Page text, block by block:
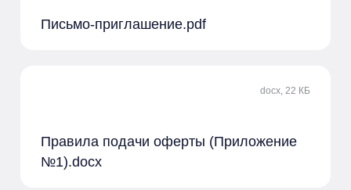
Письмо-приглашение.pdf
docx, 22 КБ
Правила подачи оферты (Приложение
№1).docx